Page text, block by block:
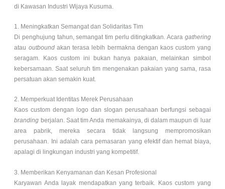
di Kawasan Industri Wijaya Kusuma.
1. Meningkatkan Semangat dan Solidaritas Tim
Di penghujung tahun, semangat tim perlu ditingkatkan. Acara gathering
atau outboundakan terasa lebih bermakna dengan kaos custom yang
seragam. Kaos custom ini bukan hanya pakaian, melainkan simbol
kebersamaan. Saat seluruh tim mengenakan pakaian yang sama, rasa
persatuan akan semakin kuat.
2. Memperkuat Identitas Merek Perusahaan
Kaos custom dengan logo dan slogan perusahaan berfungsi sebagai
branding berjalan. Saat tim Anda memakainya, di dalam maupun di luar
area pabrik, mereka secara tidak langsung mempromosikan
perusahaan. Ini adalah cara pemasaran yang efektif dan hemat biaya,
apalagi di lingkungan industri yang kompetitif.
3. Memberikan Kenyamanan dan Kesan Profesional
Karyawan Anda layak mendapatkan yang terbaik. Kaos custom yang